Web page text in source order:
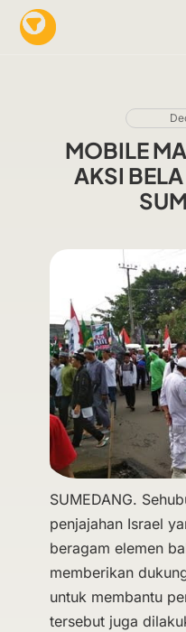
MOBILE
AKSI
SUMEDANG.
penjajahan Israel
beragam elemen
memberikan
untuk membantu
tersebut juga